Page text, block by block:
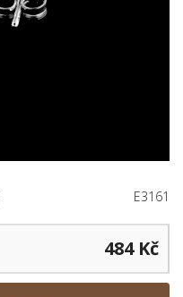
E3161
484 Kč